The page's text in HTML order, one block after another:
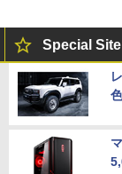
Special Site